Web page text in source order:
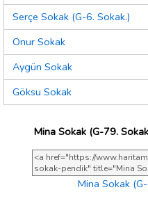
Serçe Sokak (G-6. Sokak.)
Onur Sokak
Aygün Sokak
Göksu Sokak
Mina Sokak (G-79.
Mina Sokak